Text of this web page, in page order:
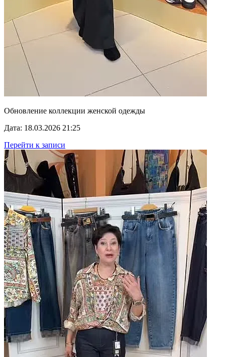
Обновление коллекции женской одежды
Дата: 18.03.2026 21:25
Перейти к записи